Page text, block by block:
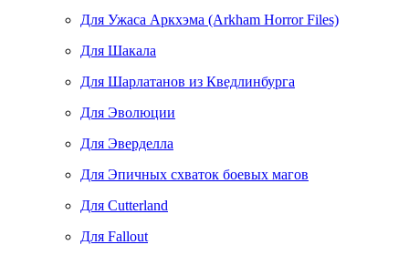
Для Ужаса Аркхэма (Arkham Horror Files)
Для Шакала
Для Шарлатанов из Кведлинбурга
Для Эволюции
Для Эверделла
Для Эпичных схваток боевых магов
Для Cutterland
Для Fallout